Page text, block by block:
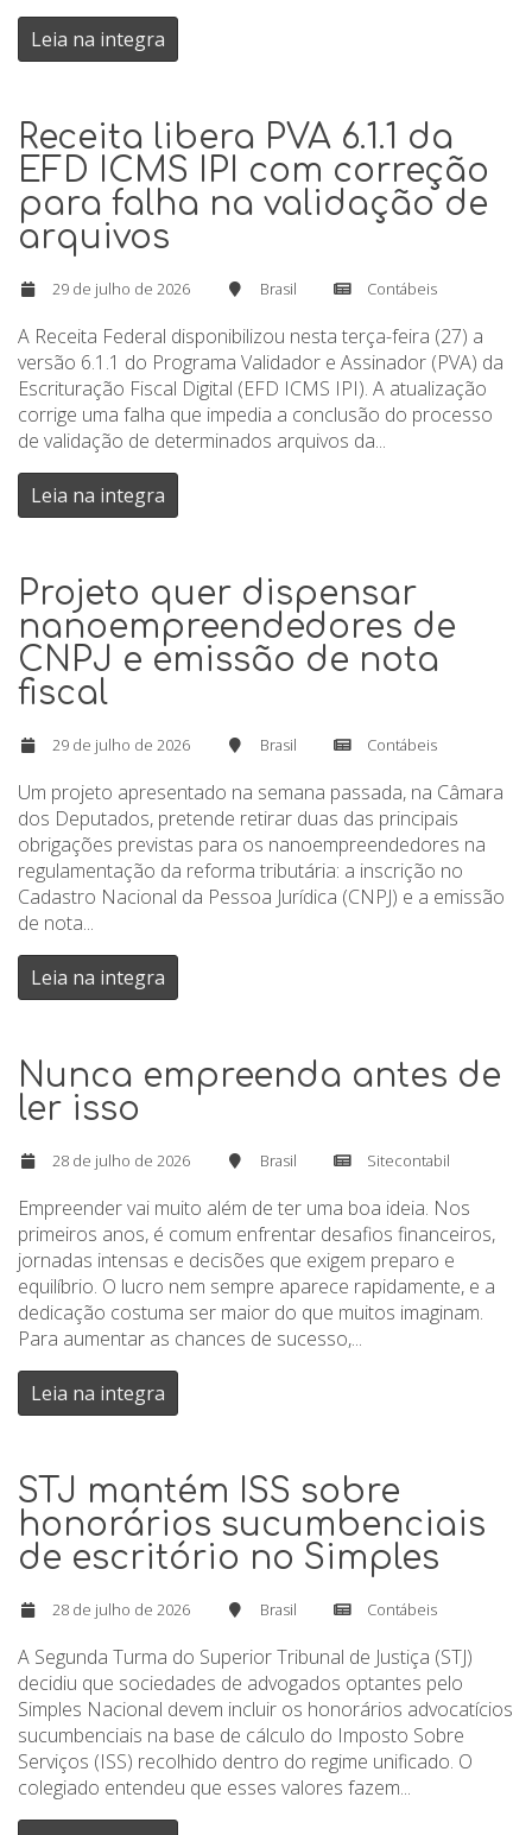
Leia na integra
Receita libera PVA 6.1.1 da
EFD ICMS IPI com correção
para falha na validação de
arquivos
29 de julho de 2026 Brasil Contábeis
A Receita Federal disponibilizou nesta terça-feira (27) a
versão 6.1.1 do Programa Validador e Assinador (PVA) da
Escrituração Fiscal Digital (EFD ICMS IPI). A atualização
corrige uma falha que impedia a conclusão do processo
de validação de determinados arquivos da...
Leia na integra
Projeto quer dispensar
nanoempreendedores de
CNPJ e emissão de nota
fiscal
29 de julho de 2026 Brasil Contábeis
Um projeto apresentado na semana passada, na Câmara
dos Deputados, pretende retirar duas das principais
obrigações previstas para os nanoempreendedores na
regulamentação da reforma tributária: a inscrição no
Cadastro Nacional da Pessoa Jurídica (CNPJ) e a emissão
de nota...
Leia na integra
Nunca empreenda antes de
ler isso
28 de julho de 2026 Brasil Sitecontabil
Empreender vai muito além de ter uma boa ideia. Nos
primeiros anos, é comum enfrentar desafios financeiros,
jornadas intensas e decisões que exigem preparo e
equilíbrio. O lucro nem sempre aparece rapidamente, e a
dedicação costuma ser maior do que muitos imaginam.
Para aumentar as chances de sucesso,...
Leia na integra
STJ mantém ISS sobre
honorários sucumbenciais
de escritório no Simples
28 de julho de 2026 Brasil Contábeis
A Segunda Turma do Superior Tribunal de Justiça (STJ)
decidiu que sociedades de advogados optantes pelo
Simples Nacional devem incluir os honorários advocatícios
sucumbenciais na base de cálculo do Imposto Sobre
Serviços (ISS) recolhido dentro do regime unificado. O
colegiado entendeu que esses valores fazem...